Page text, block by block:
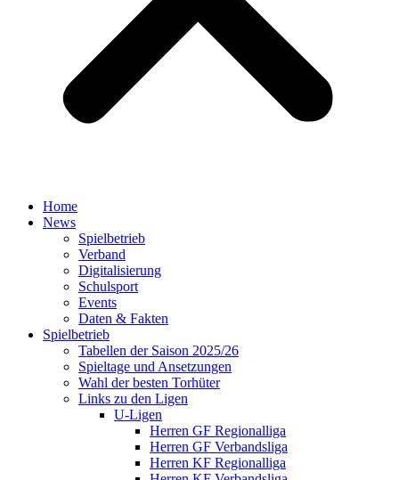
Home
News
Spielbetrieb
Verband
Digitalisierung
Schulsport
Events
Daten & Fakten
Spielbetrieb
Tabellen der Saison 2025/26
Spieltage und Ansetzungen
Wahl der besten Torhüter
Links zu den Ligen
U-Ligen
Herren GF Regionalliga
Herren GF Verbandsliga
Herren KF Regionalliga